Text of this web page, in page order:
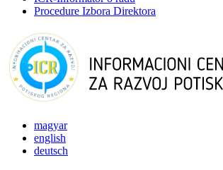
Procedure Izbora Direktora
magyar
english
deutsch